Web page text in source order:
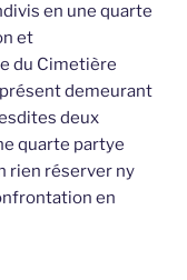
en une quarte
et
du Cimetière
demeurant
deux
quarte partye
rien réserver ny
en